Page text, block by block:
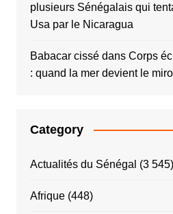
plusieurs Sénégalais qui
Usa par le Nicaragua
Babacar cissédans Corps
: quand la mer devient le
Category
Actualités du Sénégal (3 545)
Afrique(448)